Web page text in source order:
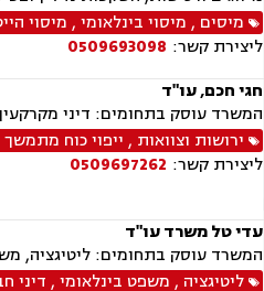
מיסים , מיסוי בינלאומי, מיסוי
ליצירת קשר: 0509693098
חגי חכם, עו"ד
המשרד עוסק בתחומים: דיני
ירושות וצוואות , ייפוי כוח מתמשך
ליצירת קשר: 0509697262
עדי טל משרד עו"ד
המשרד עוסק בתחומים: ליטיגציה,
ליטיגציה , משפט בינלאומי, דיני